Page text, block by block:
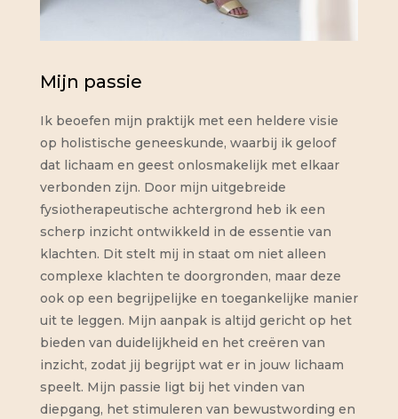
Mijn passie
Ik beoefen mijn praktijk met een heldere visie
op holistische geneeskunde, waarbij ik geloof
dat lichaam en geest onlosmakelijk met elkaar
verbonden zijn. Door mijn uitgebreide
fysiotherapeutische achtergrond heb ik een
scherp inzicht ontwikkeld in de essentie van
klachten. Dit stelt mij in staat om niet alleen
complexe klachten te doorgronden, maar deze
ook op een begrijpelijke en toegankelijke manier
uit te leggen. Mijn aanpak is altijd gericht op het
bieden van duidelijkheid en het creëren van
inzicht, zodat jij begrijpt wat er in jouw lichaam
speelt. Mijn passie ligt bij het vinden van
diepgang, het stimuleren van bewustwording en